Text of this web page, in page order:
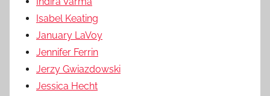
Isabel Keating
January LaVoy
Jennifer Ferrin
Jerzy Gwiazdowski
Jessica Hecht